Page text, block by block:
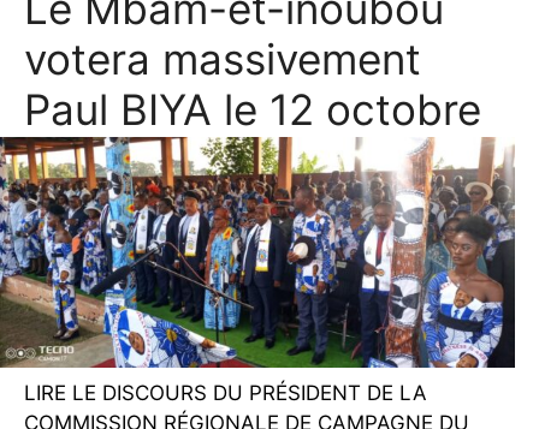
votera massivement
Paul BIYA le 12 octobre
LIRE LE DISCOURS DU PRÉSIDENT DE LA
COMMISSION RÉGIONALE DE CAMPAGNE DU